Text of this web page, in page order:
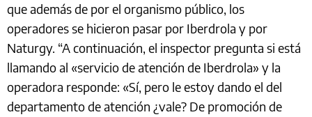
que además de por el organismo público, los
operadores se hicieron pasar por Iberdrola y por
Naturgy. “A continuación, el inspector pregunta si está
llamando al «servicio de atención de Iberdrola» y la
operadora responde: «Sí, pero le estoy dando el del
departamento de atención ¿vale? De promoción de